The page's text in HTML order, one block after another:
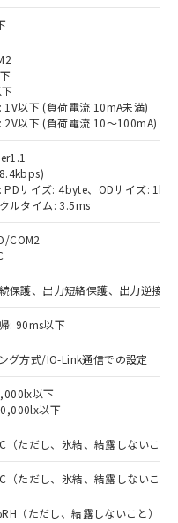
1V以下 (負荷電流 10mA未満)
2V以下 (負荷電流 10～100mA)
PDサイズ: 4byte、ODサイズ:
ルタイム: 3.5ms
COM2
保護、出力短絡保護、出力逆接続
: 90ms以下
グ方式/IO-Link通信での設定
以下
以下
ただし、氷結、結露しないこと
ただし、氷結、結露しないこと
（ただし、結露しないこと）
、同意のうえ
よび標準価格
ただくもので
供可能な商品で
10物質）の非含
える予定のある
令（10物質）の
対応品を出す予
令（10物質）の
または確認中の
率が中国RoHSの
します。